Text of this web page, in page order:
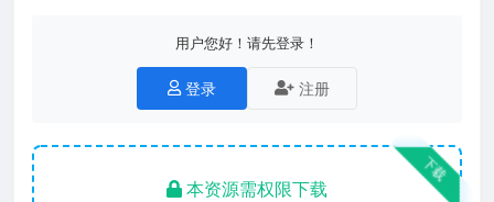
用户您好！请先登录！
登录 注册
下载
本资源需权限下载